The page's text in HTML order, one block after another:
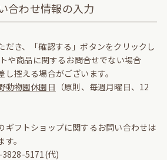
合わせ情報の入力
だき、「確認する」ボタンをクリックし
や商品に関するお問合せでない場合
控える場合がございます。
動物園休園日 （原則、毎週月曜日、12
ギフトショップに関するお問い合わせは
。
5171(代)